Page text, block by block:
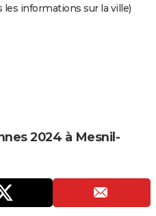
les informations sur la ville)
2024 à Mesnil-